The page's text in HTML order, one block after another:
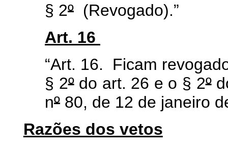
§ 2º (Revogado).”
Art. 16
“Art. 16. Ficam
§ 2ºdo art. 26 e o § 2º
nº 80, de 12 de janeiro
Razões dos vetos